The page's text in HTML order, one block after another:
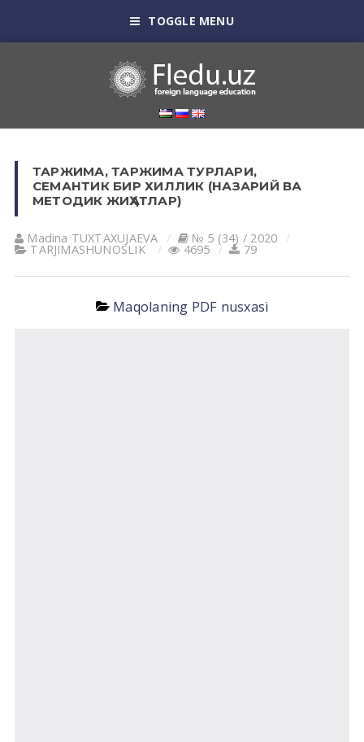
TOGGLE MENU
ТАРЖИМА, ТАРЖИМА ТУРЛАРИ,
СЕМАНТИК БИР ХИЛЛИК (НАЗАРИЙ ВА
МЕТОДИК ЖИҲАТЛАР)
Madina TUXTАXUJАEVА № 5 (34) / 2020
TАRJIMАSHUNOSLIK 4695 79
Maqolaning PDF nusxasi